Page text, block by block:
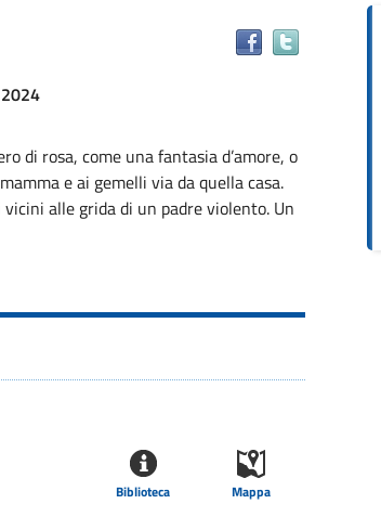
2024
di rosa, come una fantasia d’amore, o
e ai gemelli via da quella casa.
alle grida di un padre violento. Un
Mappa
Biblioteca